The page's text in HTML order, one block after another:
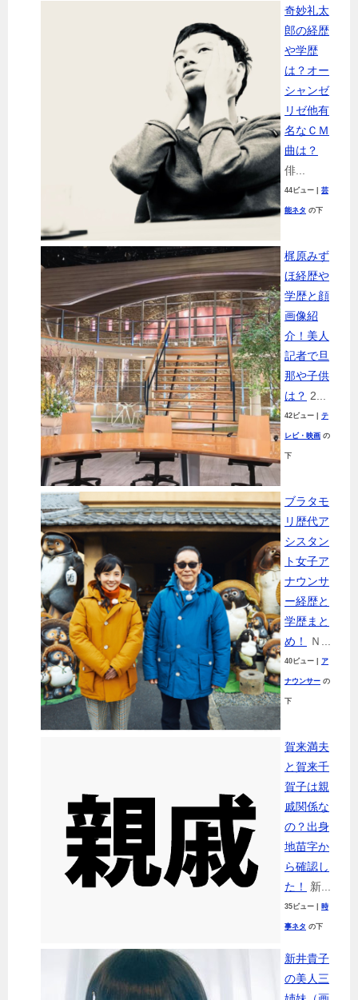
奇妙礼太
郎の経歴
や学歴
は？オー
シャンゼ
リゼ他有
名なＣＭ
曲は？
俳...
44ビュー 芸
能ネタ の下
梶原みず
ほ経歴や
学歴と顔
画像紹
介！美人
記者で旦
那や子供
は？ 2...
42ビュー テ
レビ・映画 の
下
ブラタモ
リ歴代ア
シスタン
ト女子ア
ナウンサ
ー経歴と
学歴まと
め！
Ｎ...
40ビュー ア
ナウンサー の
下
賀来満夫
と賀来千
賀子は親
戚関係な
の？出身
地苗字か
ら確認し
た！
新...
35ビュー 時
事ネタ の下
新井貴子
の美人三